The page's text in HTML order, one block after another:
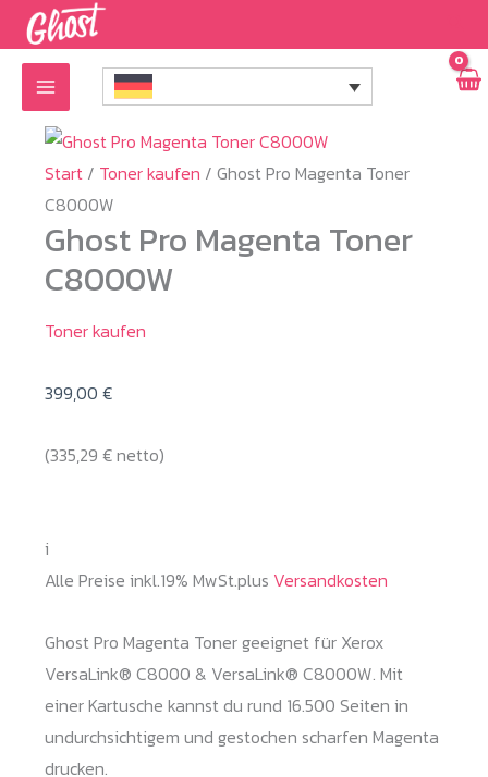
Zum
Inhalt
springen
Start/ Toner kaufen / Ghost Pro Magenta Toner
C8000W
Ghost Pro Magenta Toner
C8000W
Toner kaufen
399,00 €
(335,29 €netto)
i
Alle Preise inkl.19% MwSt.plus Versandkosten
Ghost Pro Magenta Toner geeignet für Xerox
VersaLink® C8000 & VersaLink® C8000W. Mit
einer Kartusche kannst du rund 16.500 Seiten in
undurchsichtigem und gestochen scharfen Magenta
drucken.